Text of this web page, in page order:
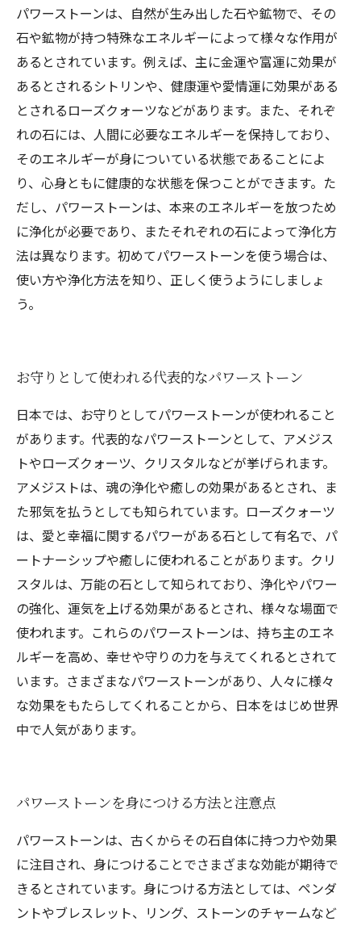
パワーストーンは、自然が生み出した石や鉱物で、その
石や鉱物が持つ特殊なエネルギーによって様々な作用が
あるとされています。例えば、主に金運や富運に効果が
あるとされるシトリンや、健康運や愛情運に効果がある
とされるローズクォーツなどがあります。また、それぞ
れの石には、人間に必要なエネルギーを保持しており、
そのエネルギーが身についている状態であることによ
り、心身ともに健康的な状態を保つことができます。た
だし、パワーストーンは、本来のエネルギーを放つため
に浄化が必要であり、またそれぞれの石によって浄化方
法は異なります。初めてパワーストーンを使う場合は、
使い方や浄化方法を知り、正しく使うようにしましょ
う。
お守りとして使われる代表的なパワーストーン
日本では、お守りとしてパワーストーンが使われること
があります。代表的なパワーストーンとして、アメジス
トやローズクォーツ、クリスタルなどが挙げられます。
アメジストは、魂の浄化や癒しの効果があるとされ、ま
た邪気を払うとしても知られています。ローズクォーツ
は、愛と幸福に関するパワーがある石として有名で、パ
ートナーシップや癒しに使われることがあります。クリ
スタルは、万能の石として知られており、浄化やパワー
の強化、運気を上げる効果があるとされ、様々な場面で
使われます。これらのパワーストーンは、持ち主のエネ
ルギーを高め、幸せや守りの力を与えてくれるとされて
います。さまざまなパワーストーンがあり、人々に様々
な効果をもたらしてくれることから、日本をはじめ世界
中で人気があります。
パワーストーンを身につける方法と注意点
パワーストーンは、古くからその石自体に持つ力や効果
に注目され、身につけることでさまざまな効能が期待で
きるとされています。身につける方法としては、ペンダ
ントやブレスレット、リング、ストーンのチャームなど